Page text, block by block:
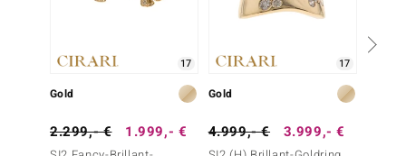
17
Gold
2.299,- € 1.999,- €
17
Gold
4.999,- € 3.999,- €